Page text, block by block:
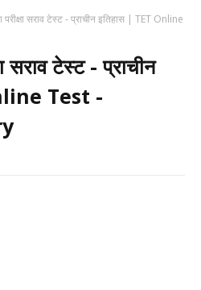
परीक्षा सराव टेस्ट - प्राचीन इतिहास | TET Online
सराव टेस्ट - प्राचीन
Test -